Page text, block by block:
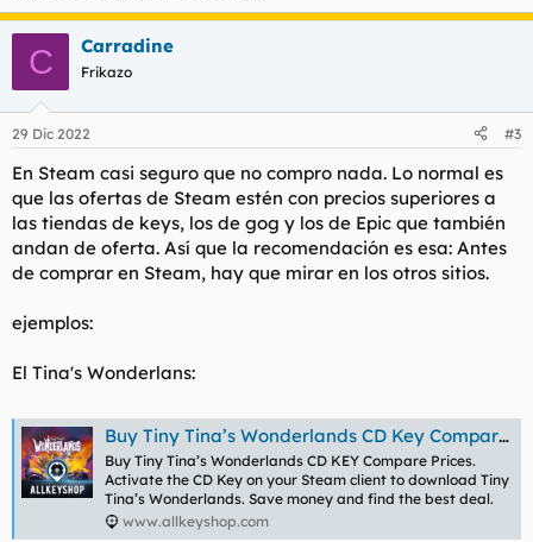
C Carradine
Frikazo
29 Dic 2022 #3
En Steam casi seguro que no compro nada. Lo normal es
que las ofertas de Steam estén con precios superiores a
las tiendas de keys, los de gog y los de Epic que también
andan de oferta. Así que la recomendación es esa: Antes
de comprar en Steam, hay que mirar en los otros sitios.
ejemplos:
El Tina's Wonderlans:
Buy Tiny Tina’s Wonderlands CD Key Compare Prices
Buy Tiny Tina’s Wonderlands CD KEY Compare Prices.
Activate the CD Key on your Steam client to download Tiny
Tina’s Wonderlands. Save money and find the best deal.
www.allkeyshop.com